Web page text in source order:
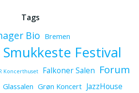
Tags
Bio Bremen
Festival
Koncerthuset Falkoner Salen Forum
Glassalen Grøn Koncert JazzHouse